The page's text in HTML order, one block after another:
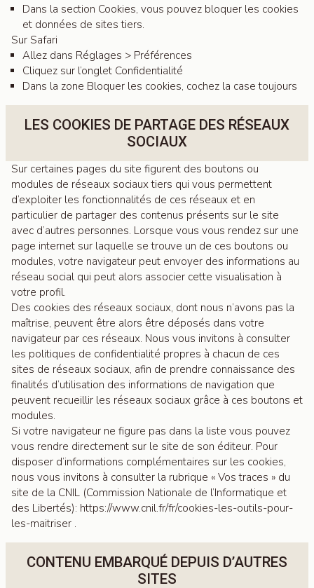
Dans la section Cookies, vous pouvez bloquer les cookies
et données de sites tiers.
Sur Safari
Allez dans Réglages > Préférences
Cliquez sur l’onglet Confidentialité
Dans la zone Bloquer les cookies, cochez la case toujours
LES COOKIES DE PARTAGE DES RÉSEAUX
SOCIAUX
Sur certaines pages du site figurent des boutons ou
modules de réseaux sociaux tiers qui vous permettent
d’exploiter les fonctionnalités de ces réseaux et en
particulier de partager des contenus présents sur le site
avec d’autres personnes. Lorsque vous vous rendez sur une
page internet sur laquelle se trouve un de ces boutons ou
modules, votre navigateur peut envoyer des informations au
réseau social qui peut alors associer cette visualisation à
votre profil.
Des cookies des réseaux sociaux, dont nous n’avons pas la
maîtrise, peuvent être alors être déposés dans votre
navigateur par ces réseaux. Nous vous invitons à consulter
les politiques de confidentialité propres à chacun de ces
sites de réseaux sociaux, afin de prendre connaissance des
finalités d’utilisation des informations de navigation que
peuvent recueillir les réseaux sociaux grâce à ces boutons et
modules.
Si votre navigateur ne figure pas dans la liste vous pouvez
vous rendre directement sur le site de son éditeur. Pour
disposer d’informations complémentaires sur les cookies,
nous vous invitons à consulter la rubrique « Vos traces » du
site de la CNIL (Commission Nationale de l’Informatique et
des Libertés): https://www.cnil.fr/fr/cookies-les-outils-pour-
les-maitriser .
CONTENU EMBARQUÉ DEPUIS D’AUTRES
SITES